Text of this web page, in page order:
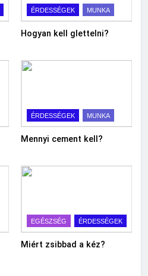
ÉRDESSÉGEK MUNKA
Hogyan kell glettelni?
ÉRDESSÉGEK MUNKA
Mennyi cement kell?
EGÉSZSÉG ÉRDESSÉGEK
Miért zsibbad a kéz?